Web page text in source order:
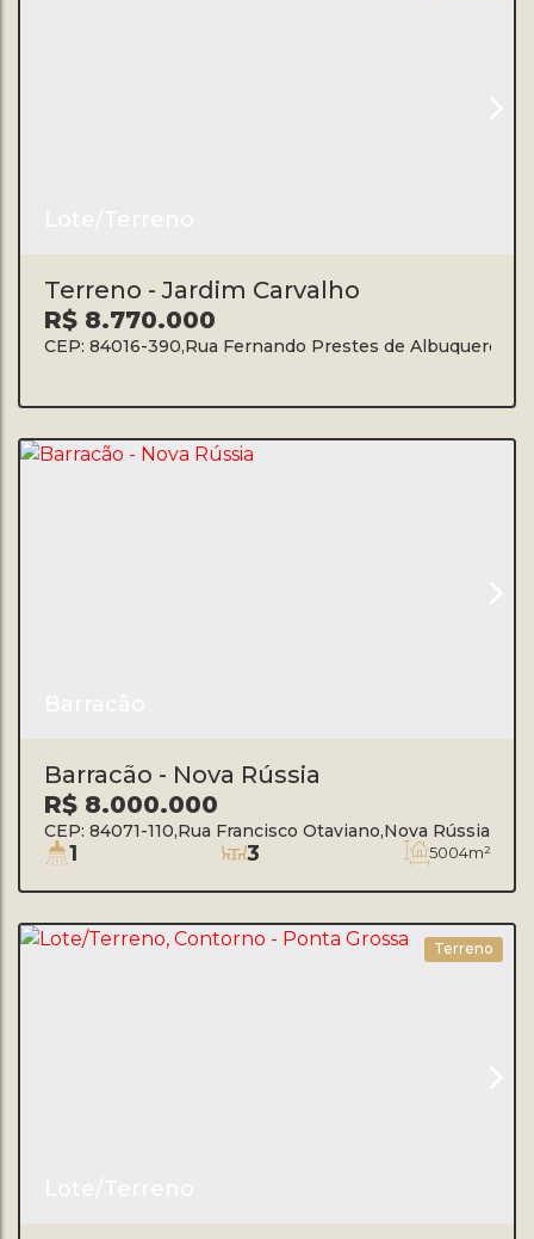
Terreno - Jardim Carvalho
R$8.770.000
CEP: 84016-390,Rua Fernando Prestes de Albuquerque
Barracão - Nova Rússia
R$8.000.000
CEP: 84071-110,Rua Francisco Otaviano,Nova Rússia
1 3 5004m²
Terreno